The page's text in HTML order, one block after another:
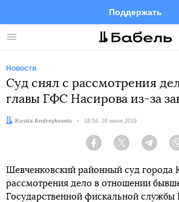
Меню
Поддержать
FacebookTelegramTwitter
Новости
Суд снял с рассмотрения
главы ГФС Насирова из-за
Автор:Kostia Andreykovets Дата:
18:54, 26 июня 2019
Facebook Twitter
Шевченковский районный суд города
рассмотрения дело в отношении
Государственной фискальной